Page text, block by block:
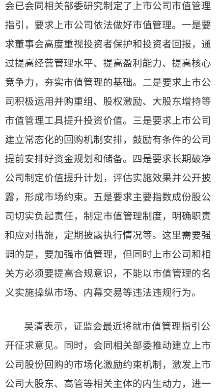
会已会同相关部委研究制定了上市公司市值管理
指引，要求上市公司依法做好市值管理。一是要
求董事会高度重视投资者保护和投资者回报，通
过提高经营管理水平、提高盈利能力、提高核心
竞争力，夯实市值管理的基础。二是要求上市公
司积极运用并购重组、股权激励、大股东增持等
市值管理工具提升投资价值。三是要求上市公司
建立常态化的回购机制安排，鼓励有条件的公司
提前安排好资金规划和储备。四是要求长期破净
公司制定价值提升计划，评估实施效果并公开披
露，形成市场约束。五是要求主要指数成份股公
司切实负起责任，制定市值管理制度，明确职责
和应对措施，定期披露执行情况等。这里需要强
调的是，要加强市值管理，但同时上市公司和相
关方必须要提高合规意识，不能以市值管理的名
义实施操纵市场、内幕交易等违法违规行为。
吴清表示，证监会最近将就市值管理指引公
开征求意见。同时，会同相关部委推动建立上市
公司股份回购的市场化激励约束机制，激发上市
公司大股东、高管等相关主体的内生动力，进一